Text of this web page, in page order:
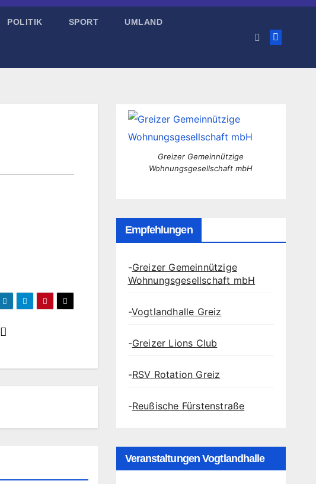
POLITIK SPORT UMLAND
Greizer Gemeinnützige
Wohnungsgesellschaft mbH
Empfehlungen
-Greizer Gemeinnützige
Wohnungsgesellschaft mbH
-Vogtlandhalle Greiz
-Greizer Lions Club
-RSV Rotation Greiz
-Reußische Fürstenstraße
Veranstaltungen Vogtlandhalle